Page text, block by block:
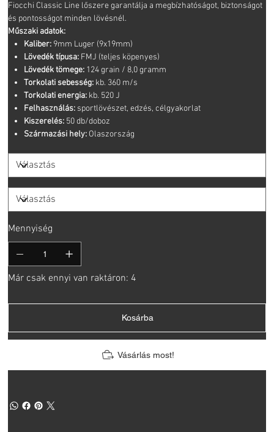
Fiocchi Classic Line lőszere garantálja a megbízhatóságot, biztonságot
és pontosságot minden lövésnél.
Műszaki adatok:
Kaliber:9mm Luger (9x19mm)
Lövedék típusa:FMJ (teljes köpenyes)
Lövedék tömege:124 grain / 8,0 gramm
Torkolati sebesség:kb. 360 m/s
Torkolati energia:kb. 520 J
Felhasználás:sportlövészet, edzés, célgyakorlat
Kiszerelés:50 db/doboz
Származási hely:Olaszország
Mennyiség
Már csak ennyi van raktáron: 4
Kosárba
Vásárlás most!